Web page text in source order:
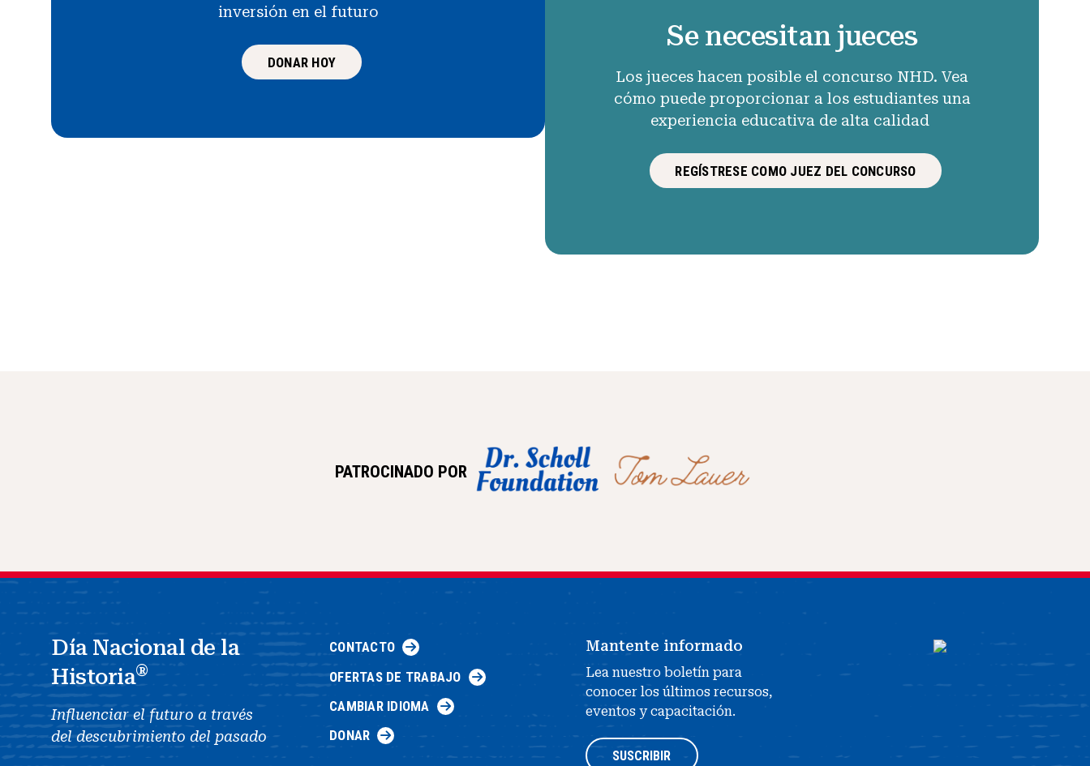
inversión en el futuro
DONAR HOY
Se necesitan jueces
Los jueces hacen posible el concurso NHD. Vea
cómo puede proporcionar a los estudiantes una
experiencia educativa de alta calidad
REGÍSTRESE COMO JUEZ DEL CONCURSO
PATROCINADO POR
Día Nacional de la
Historia®
Influenciar el futuro a través
del descubrimiento del pasado
CONTACTO
OFERTAS DE TRABAJO
CAMBIAR IDIOMA
DONAR
Mantente informado
Lea nuestro boletín para
conocer los últimos recursos,
eventos y capacitación.
SUSCRIBIR